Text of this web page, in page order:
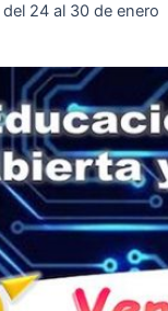
del 24 al 30 de enero